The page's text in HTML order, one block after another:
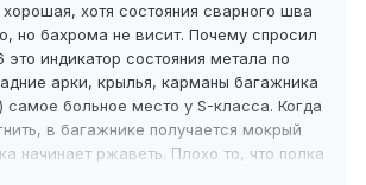
хотя состояния сварного шва
но бахрома не висит. Почему спросил
это индикатор состояния метала по
арки, крылья, карманы багажника
самое больное место у S-класса. Когда
в багажнике получается мокрый
начинает ржаветь. Плохо то, что полка